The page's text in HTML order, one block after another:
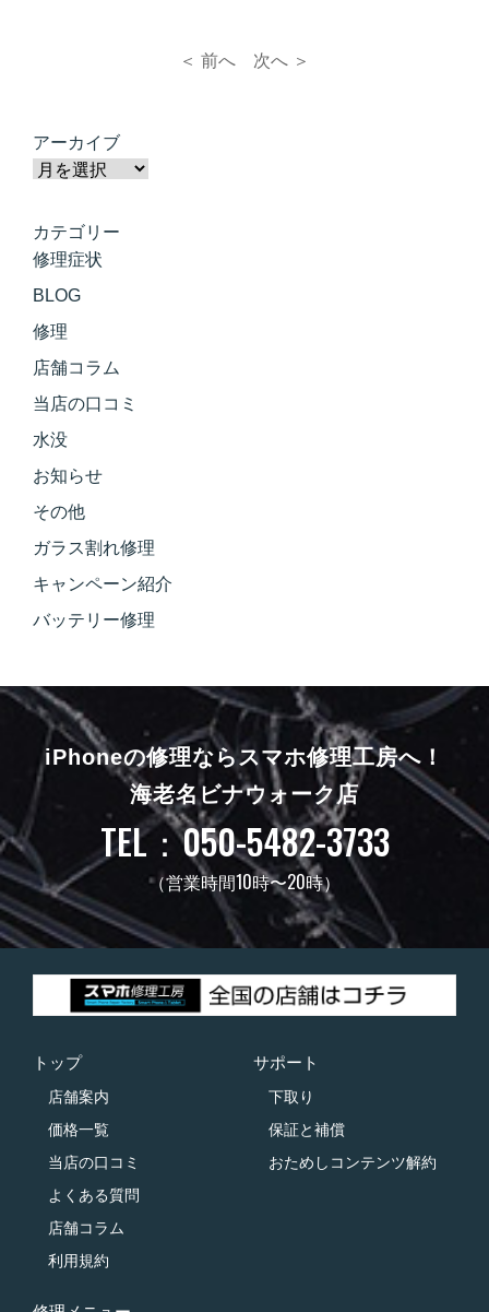
＜ 前へ 次へ ＞
アーカイブ
カテゴリー
修理症状
BLOG
修理
店舗コラム
当店の口コミ
水没
お知らせ
その他
ガラス割れ修理
キャンペーン紹介
バッテリー修理
iPhoneの修理ならスマホ修理工房へ！
海老名ビナウォーク店
TEL：050-5482-3733
（営業時間10時〜20時）
トップ
店舗案内
価格一覧
当店の口コミ
よくある質問
店舗コラム
利用規約
サポート
下取り
保証と補償
おためしコンテンツ解約